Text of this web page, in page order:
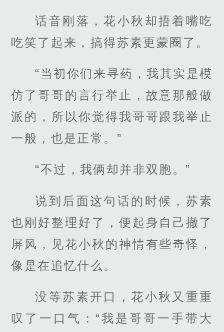
话音刚落，花小秋却捂着嘴吃
吃笑了起来，搞得苏素更蒙圈了。
“当初你们来寻药，我其实是模
仿了哥哥的言行举止，故意那般做
派的，所以你觉得我哥哥跟我举止
一般，也是正常。”
“不过，我俩却并非双胞。”
说到后面这句话的时候，苏素
也刚好整理好了，便起身自己撤了
屏风，见花小秋的神情有些奇怪，
像是在追忆什么。
没等苏素开口，花小秋又重重
叹了一口气：“我是哥哥一手带大